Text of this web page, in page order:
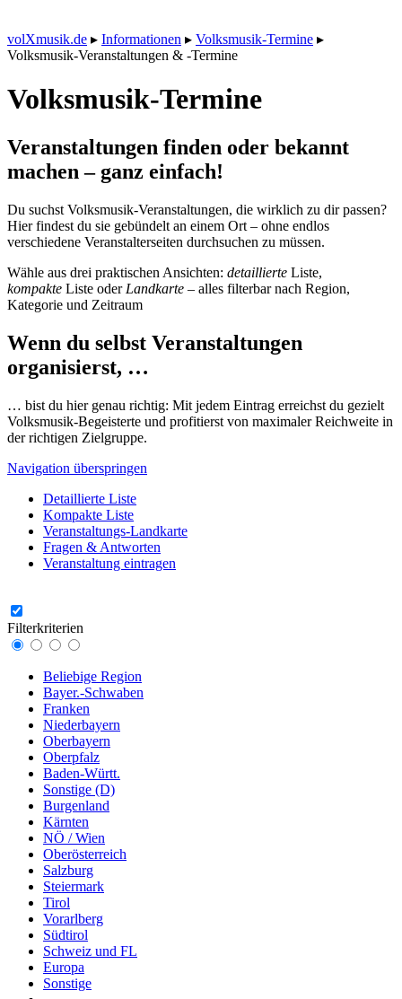
volXmusik.de ▸ Informationen ▸ Volksmusik-Termine ▸
Volksmusik-Veranstaltungen & -Termine
Volksmusik-Termine
Veranstaltungen finden oder bekannt
machen – ganz einfach!
Du suchst Volksmusik-Veranstaltungen, die wirklich zu dir passen?
Hier findest du sie gebündelt an einem Ort – ohne endlos
verschiedene Veranstalterseiten durchsuchen zu müssen.
Wähle aus drei praktischen Ansichten: detaillierte Liste,
kompakte Liste oder Landkarte – alles filterbar nach Region,
Kategorie und Zeitraum
Wenn du selbst Veranstaltungen
organisierst, …
… bist du hier genau richtig: Mit jedem Eintrag erreichst du gezielt
Volksmusik-Begeisterte und profitierst von maximaler Reichweite in
der richtigen Zielgruppe.
Navigation überspringen
Detaillierte Liste
Kompakte Liste
Veranstaltungs-Landkarte
Fragen & Antworten
Veranstaltung eintragen
Filterkriterien
Beliebige Region
Bayer.-Schwaben
Franken
Niederbayern
Oberbayern
Oberpfalz
Baden-Württ.
Sonstige (D)
Burgenland
Kärnten
NÖ / Wien
Oberösterreich
Salzburg
Steiermark
Tirol
Vorarlberg
Südtirol
Schweiz und FL
Europa
Sonstige